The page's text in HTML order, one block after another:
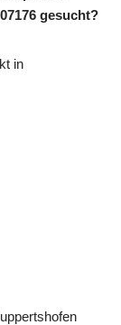
gesucht?
in